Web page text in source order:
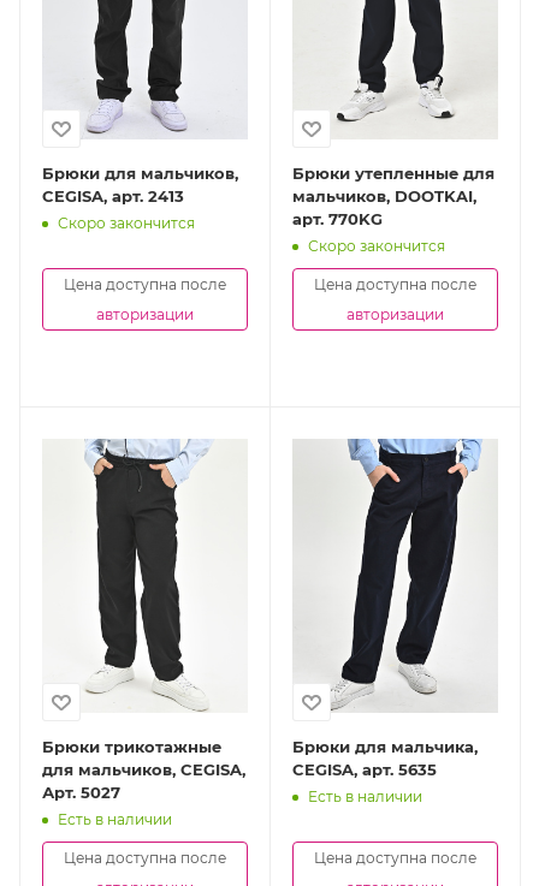
Брюки для мальчиков,
CEGISA, арт. 2413
Скоро закончится
Цена доступна после
авторизации
Брюки утепленные для
мальчиков, DOOTKAI,
арт. 770KG
Скоро закончится
Цена доступна после
авторизации
Брюки трикотажные
для мальчиков, CEGISA,
Арт. 5027
Есть в наличии
Цена доступна после
Брюки для мальчика,
CEGISA, арт. 5635
Есть в наличии
Цена доступна после